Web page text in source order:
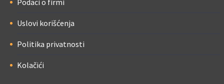
Podaci o firmi
Uslovi korišćenja
Politika privatnosti
Kolačići